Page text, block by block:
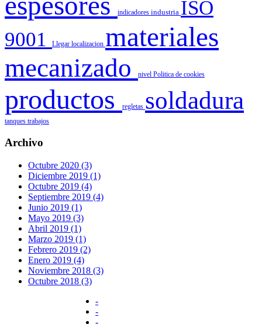
indicadores industria ISO
9001
Llegar localizacion materiales
mecanizado nivel Politica de cookies
productos regletas soldadura
tanques trabajos
Archivo
Octubre 2020 (3)
Diciembre 2019 (1)
Octubre 2019 (4)
Septiembre 2019 (4)
Junio 2019 (1)
Mayo 2019 (3)
Abril 2019 (1)
Marzo 2019 (1)
Febrero 2019 (2)
Enero 2019 (4)
Noviembre 2018 (3)
Octubre 2018 (3)
-
-
-